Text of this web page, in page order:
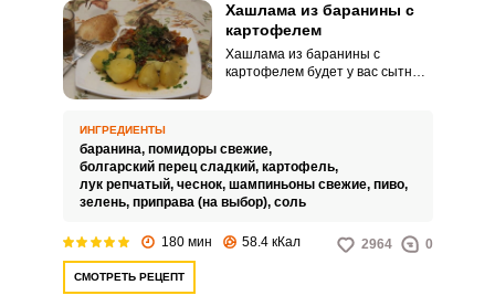
Хашлама из баранины с
картофелем
Хашлама из баранины с
картофелем будет у вас сытным
Картофель можно тушить
вместе с мясом и овощами, а
можно сварить отдельно.
ИНГРЕДИЕНТЫ
баранина, помидоры свежие,
болгарский перец сладкий, картофель,
лук репчатый, чеснок, шампиньоны свежие, пиво,
зелень, приправа (на выбор), соль
180 мин 58.4 кКал 2964 0
СМОТРЕТЬ РЕЦЕПТ